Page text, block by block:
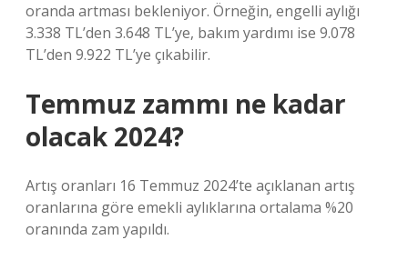
oranda artması bekleniyor. Örneğin, engelli aylığı
3.338 TL’den 3.648 TL’ye, bakım yardımı ise 9.078
TL’den 9.922 TL’ye çıkabilir.
Temmuz zammı ne kadar
olacak 2024?
Artış oranları 16 Temmuz 2024’te açıklanan artış
oranlarına göre emekli aylıklarına ortalama %20
oranında zam yapıldı.